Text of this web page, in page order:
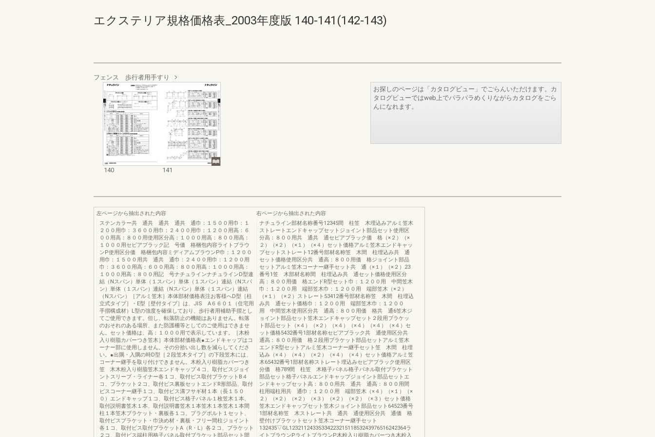
エクステリア規格価格表_2003年度版 140-141(142-143)
フェンス 歩行者用手すり
140 141
お探しのページは「カタログビュー」でごらんいただけます。カ
タログビューではweb上でパラパラめくりながらカタログをごら
んになれます。
左ページから抽出された内容
ステンカラー共 通共 通共 通共 通巾：１５００用巾：１
２００用巾：３６００用巾：２４００用巾：１２００用高：６
００用高：８００用使用区分高：１０００用高：８００用高：
１０００用セピアブラック記 号価 格梱包内容ライトブラウ
ンP使用区分価 格梱包内容ミディアムブラウンP巾：１２００
用巾：１５００用共 通共 通巾：２４００用巾：１２００用
巾：３６００用高：６００用高：８００用高：１０００用高：
１０００用高：８００用記 号ナチュラインナチュラインD型連
結（Nスパン）単体（１スパン）単体（１スパン）連結（Nスパ
ン）単体（１スパン）連結（Nスパン）単体（１スパン）連結
（Nスパン）［アルミ笠木］本体部材価格表注お客様へD型［柱
立式タイプ］・E型［壁付タイプ］は、JIS A６６０１（住宅用
手摺構成材）L型の強度を確保しており、歩行者用補助手摺とし
てご使用できます。但し、転落防止の機能はありません。転落
のおそれのある場所、また防護柵等としてのご使用はできませ
ん。セット価格は、高：１０００用で表示しています。［木粉
入り樹脂カバーつき笠木］本体部材価格表●エンドキャップはコ
ーナー部に使用しません。その分拾い出し数を減らしてくださ
い。●出隅・入隅の時D型［２段笠木タイプ］の下段笠木には、
コーナー継手を取り付けできません。木粉入り樹脂カバーつき
笠 木木粉入り樹脂笠木エンドキャップ４コ、取付ビスジョイ
ントスリーブ・ライナー各１コ、取付ビス取付ブラケットB４
コ、ブラケット２コ、取付ビス裏板セットエンドR形部品、取付
ビスコーナー継手１コ、取付ビス溝フサギ材１本（長１５０
０）エンドキャップ１コ、取付ビス格子パネル１枚笠木１本、
取付説明書笠木１本、取付説明書笠木１本笠木１本笠木１本間
柱１本笠木ブラケット・裏板各１コ、プラグボルト１セット、
取付ビスブラケット・巾決め材・裏板・フリー間柱ジョイント
各１コ、取付ビス取付ブラケットA（R・L）各２コ、ブラケット
２コ、取付ビス端柱用格子パネル取付ブラケット部品セット間
右ページから抽出された内容
ナチュライン部材名称番号12345間 柱笠 木埋込みアルミ笠木
ストレートエンドキャップセットジョイント部品セット使用区
分高：８００用共 通共 通セピアブラック価 格（×２）（×
２）（×２）（×１）（×４）セット価格アルミ笠木エンドキャッ
プセットストレート12番号部材名称笠 木間 柱埋込み共 通
セット価格使用区分共 通高：８００用価 格ジョイント部品
セットアルミ笠木コーナー継手セット共 通（×１）（×２）23
番号1笠 木部材名称間 柱埋込み共 通セット価格使用区分
高：８００用価 格エンドR型セット巾：１２００用 中間笠木
巾：１２００用 端部笠木巾：１２００用 端部笠木（×２）
（×１）（×２）ストレート53412番号部材名称笠 木間 柱埋込
み共 通セット価格巾：１２００用 端部笠木巾：１２００
用 中間笠木使用区分共 通高：８００用価 格共 通6笠木ジ
ョイント部品セット笠木エンドキャップセット２段用ブラケッ
ト部品セット（×４）（×２）（×４）（×４）（×４）（×４）セ
ット価格5432番号1部材名称セピアブラック共 通使用区分共
通高：８００用価 格２段用ブラケット部品セットアルミ笠木
エンドR型セットアルミ笠木コーナー継手セット笠 木間 柱埋
込み（×４）（×４）（×２）（×４）（×４）セット価格アルミ笠
木65432番号1部材名称ストレート埋込みセピアブラック使用区
分価 格789間 柱笠 木格子パネル格子パネル取付ブラケット
部品セット格子パネルエンドキャップジョイント部品セットエ
ンドキャップセット高：８００用共 通共 通高：８００用間
柱用端柱用共 通巾：１２００用 端部笠木（×４）（×１）（×
２）（×２）（×２）（×３）（×２）（×２）（×３）セット価格
笠木エンドキャップセット笠木ジョイント部品セット64523番号
1部材名称笠 木ストレート共 通共 通使用区分共 通価 格
壁付けブラケットセット笠木コーナー継手セット
132435▽GL1232112433533422321511853243976516242364ラ
イトブラウンPライトブラウンP木粉入り樹脂カバーつき木粉入